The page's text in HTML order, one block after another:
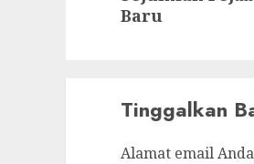
post:
Baru
Tinggalkan
Alamat email